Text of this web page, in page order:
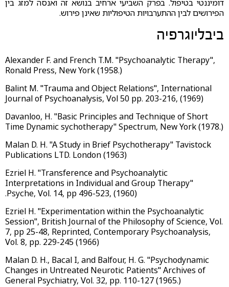
דומיננטי בטיפול. בפרק השביעי ארחיב בנושא זה ואנסה למזג בין
הפירושים לבין ההתערבויות הטיפוליות שאינן פירוש.
ביבליוגרפיה
Alexander F. and French T.M. "Psychoanalytic Therapy",
Ronald Press, New York (1958.)
Balint M. "Trauma and Object Relations", International
Journal of Psychoanalysis, Vol 50 pp. 203-216, (1969)
Davanloo, H. "Basic Principles and Technique of Short
Time Dynamic sychotherapy"Spectrum, New York (1978.)
Malan D. H. "A Study in Brief Psychotherapy" Tavistock
Publications LTD. London (1963)
Ezriel H. "Transference and Psychoanalytic
Interpretations in Individual and Group Therapy"
Psyche, Vol. 14, pp 496-523, (1960).
Ezriel H. "Experimentation within the Psychoanalytic
Session", British Journal of the Philosophy of Science, Vol.
7, pp 25-48, Reprinted, Contemporary Psychoanalysis,
Vol. 8, pp. 229-245 (1966)
Malan D. H., Bacal I, and Balfour, H. G. "Psychodynamic
Changes in Untreated Neurotic Patients" Archives of
General Psychiatry, Vol. 32, pp. 110-127 (1965.)